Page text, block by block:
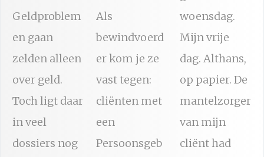
Geldproblem
en gaan
zelden alleen
over geld.
Toch ligt daar
in veel
dossiers nog
Als
bewindvoerd
er kom je ze
vast tegen:
cliënten met
een
Persoonsgeb
woensdag.
Mijn vrije
dag. Althans,
op papier. De
mantelzorger
van mijn
cliënt had